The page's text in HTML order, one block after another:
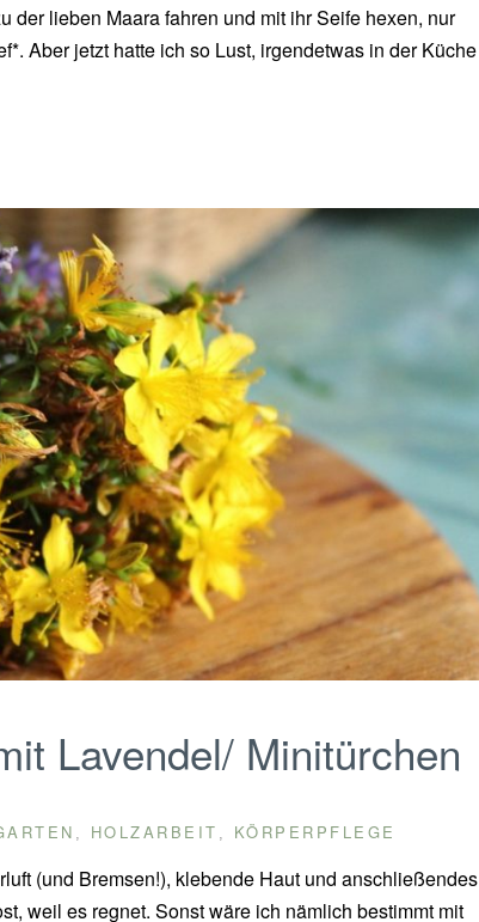
lieben Maara fahren und mit ihr Seife hexen, nur
Aber jetzt hatte ich so Lust, irgendetwas in der Küche
Lavendel/ Minitürchen
HOLZARBEIT KÖRPERPFLEGE
(und Bremsen!), klebende Haut und anschließendes
weil es regnet. Sonst wäre ich nämlich bestimmt mit